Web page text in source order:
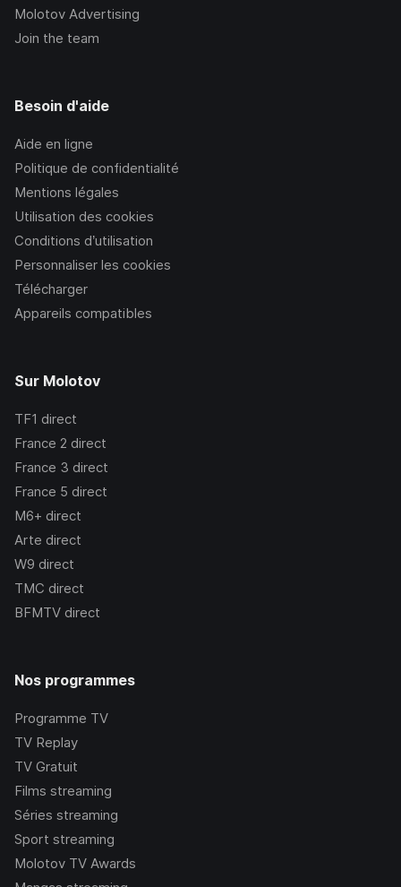
Molotov Advertising
Join the team
Besoin d'aide
Aide en ligne
Politique de confidentialité
Mentions légales
Utilisation des cookies
Conditions d’utilisation
Personnaliser les cookies
Télécharger
Appareils compatibles
Sur Molotov
TF1 direct
France 2 direct
France 3 direct
France 5 direct
M6+ direct
Arte direct
W9 direct
TMC direct
BFMTV direct
Nos programmes
Programme TV
TV Replay
TV Gratuit
Films streaming
Séries streaming
Sport streaming
Molotov TV Awards